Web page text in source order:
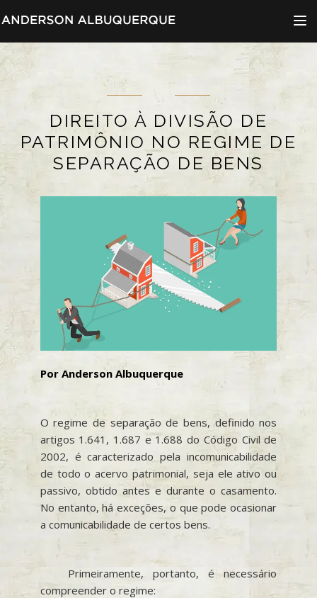
Menu
DIREITO À DIVISÃO DE
PATRIMÔNIO NO REGIME DE
SEPARAÇÃO DE BENS
Por Anderson Albuquerque
O regime de separação de bens, definido nos
artigos 1.641, 1.687 e 1.688 do Código Civil de
2002, é caracterizado pela incomunicabilidade
de todo o acervo patrimonial, seja ele ativo ou
passivo, obtido antes e durante o casamento.
No entanto, há exceções, o que pode ocasionar
a comunicabilidade de certos bens.
Primeiramente, portanto, é necessário
compreender o regime: